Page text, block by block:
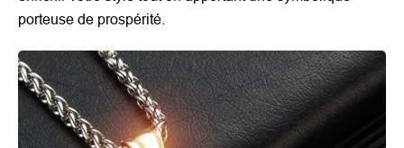
porteuse de prospérité.